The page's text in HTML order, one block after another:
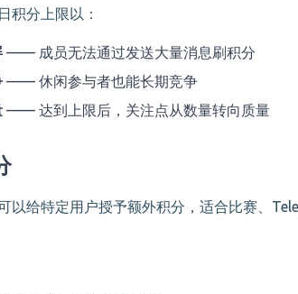
积分上限以：
—— 成员无法通过发送大量消息刷积分
—— 休闲参与者也能长期竞争
—— 达到上限后，关注点从数量转向质量
以给特定用户授予额外积分，适合比赛、